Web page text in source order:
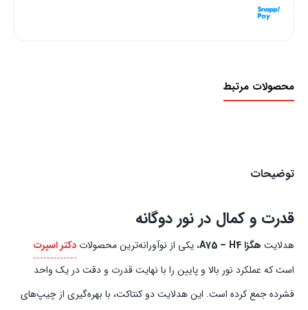
محصولات مرتبط
توضیحات
قدرت و کمال در نور دوگانه
هدلایت هگزا A75 – H4 ، یکی از نوآورانه‌ترین محصولات دکتر اسپرت
است که عملکرد نور بالا و پایین را با نهایت قدرت و دقت در یک واحد
فشرده جمع کرده است. این هدلایت دو کنتاکت، با بهره‌گیری از چیپ‌های